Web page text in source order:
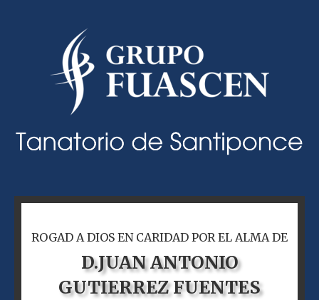
ROGAD A DIOS EN CARIDAD POR EL ALMA DE
D.JUAN ANTONIO
GUTIERREZ FUENTES